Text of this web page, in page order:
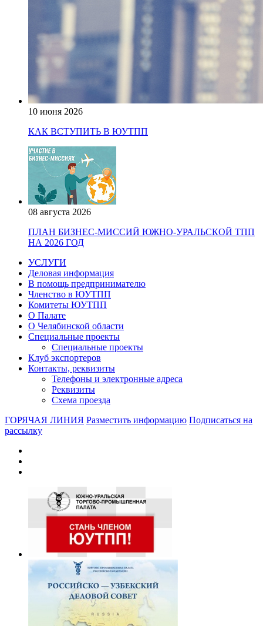
10 июня 2026
КАК ВСТУПИТЬ В ЮУТПП
08 августа 2026
ПЛАН БИЗНЕС-МИССИЙ ЮЖНО-УРАЛЬСКОЙ ТПП
НА 2026 ГОД
УСЛУГИ
Деловая информация
В помощь предпринимателю
Членство в ЮУТПП
Комитеты ЮУТПП
О Палате
О Челябинской области
Специальные проекты
Специальные проекты
Клуб экспортеров
Контакты, реквизиты
Телефоны и электронные адреса
Реквизиты
Схема проезда
ГОРЯЧАЯ ЛИНИЯ Разместить информацию Подписаться на
рассылку